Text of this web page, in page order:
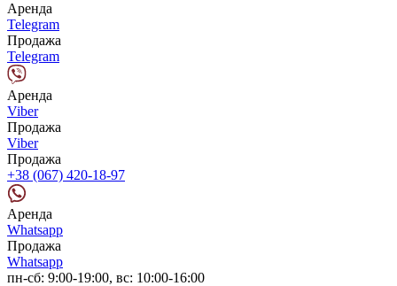
Аренда
Telegram
Продажа
Telegram
Аренда
Viber
Продажа
Viber
Продажа
+38 (067) 420-18-97
Аренда
Whatsapp
Продажа
Whatsapp
пн-сб: 9:00-19:00, вс: 10:00-16:00